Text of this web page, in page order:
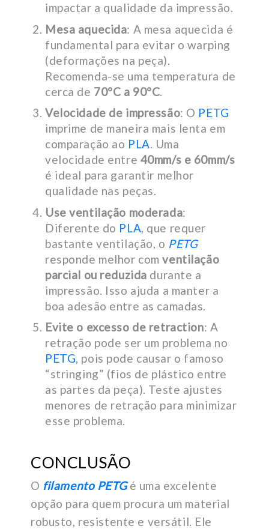
impactar a qualidade da impressão.
Mesa aquecida: A mesa aquecida é
fundamental para evitar o warping
(deformações na peça).
Recomenda-se uma temperatura de
cerca de 70°C a 90°C.
Velocidade de impressão: O PETG
imprime de maneira mais lenta em
comparação ao PLA. Uma
velocidade entre 40mm/s e 60mm/s
é ideal para garantir melhor
qualidade nas peças.
Use ventilação moderada:
Diferente do PLA, que requer
bastante ventilação, o PETG
responde melhor comventilação
parcial ou reduzida durante a
impressão. Isso ajuda a manter a
boa adesão entre as camadas.
Evite o excesso de retraction: A
retração pode ser um problema no
PETG, pois pode causar o famoso
“stringing” (fios de plástico entre
as partes da peça). Teste ajustes
menores de retração para minimizar
esse problema.
CONCLUSÃO
O filamento PETGé uma excelente
opção para quem procura um material
robusto, resistente e versátil. Ele